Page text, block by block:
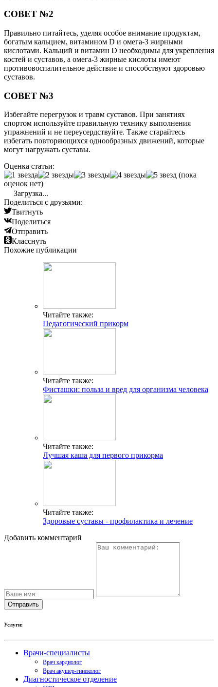
СОВЕТ №2
Правильно питайтесь, уделяя особое внимание продуктам,
богатым кальцием, витамином D и омега-3 жирными
кислотами. Кальций и витамин D необходимы для укрепления
костей и суставов, а омега-3 жирные кислоты имеют
противовоспалительное действие и способствуют здоровью
суставов.
СОВЕТ №3
Избегайте перегрузок и травм суставов. При занятиях
спортом используйте правильную технику выполнения
упражнений и не переусердствуйте. Также старайтесь
избегать повторяющихся однообразных движений, которые
могут нагружать суставы.
Оценка статьи:
(пока
оценок нет)
Загрузка...
Поделиться с друзьями:
Твитнуть
Поделиться
Отправить
Класснуть
Похожие публикации
Читайте также:
Педагогический прикорм
Читайте также:
Фисташки: польза и вред для организма человека
Читайте также:
Лучшая каша для первого прикорма
Читайте также:
Здоровые суставы - профилактика и лечение
Добавить комментарий
Услуги:
Врачи-специалисты
Врач кардиолог
Врач акушер-гинеколог
Диагностическое отделение